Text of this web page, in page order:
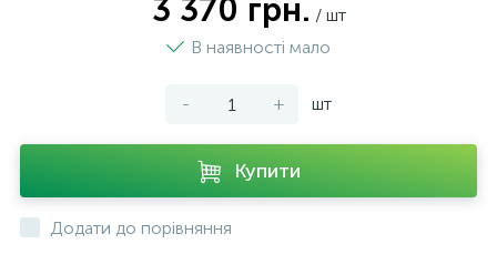
3 370 грн. / шт
В наявності мало
- + шт
Купити
Додати до порівняння